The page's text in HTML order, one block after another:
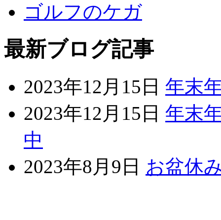
ゴルフのケガ
最新ブログ記事
2023年12月15日 年末
2023年12月15日 年末
中
2023年8月9日 お盆休